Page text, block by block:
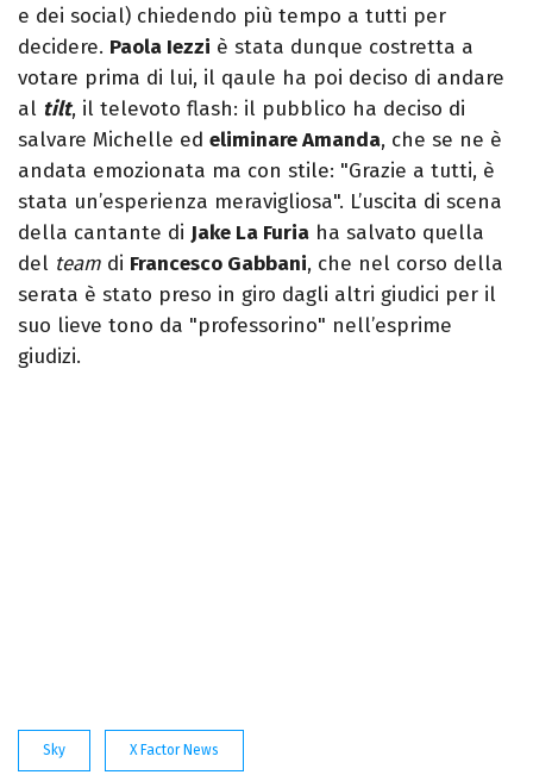
e dei social) chiedendo più tempo a tutti per
decidere. Paola Iezzi è stata dunque costretta a
votare prima di lui, il qaule ha poi deciso di andare
al tilt, il televoto flash: il pubblico ha deciso di
salvare Michelle ed eliminare Amanda, che se ne è
andata emozionata ma con stile: "Grazie a tutti, è
stata un’esperienza meravigliosa". L’uscita di scena
della cantante di Jake La Furia ha salvato quella
del team di Francesco Gabbani, che nel corso della
serata è stato preso in giro dagli altri giudici per il
suo lieve tono da "professorino" nell’esprime
giudizi.
Sky X Factor News